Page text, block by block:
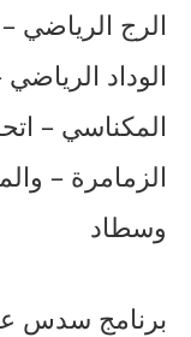
الرج الرياضي
الوداد
المكناسي –
الزمامرة –
وسطاد
برنامج سدس